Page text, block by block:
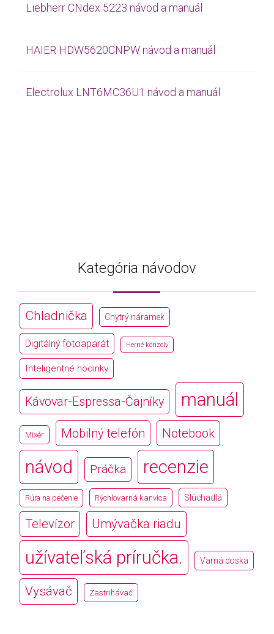
Liebherr CNdex 5223 návod a manuál
HAIER HDW5620CNPW návod a manuál
Electrolux LNT6MC36U1 návod a manuál
Kategória návodov
Chladnička Chytrý náramek
Digitálný fotoaparát Herné konzoly
Inteligentné hodinky
Kávovar-Espressa-Čajníky manuál
Mixér Mobilný telefón Notebook
návod Práčka recenzie
Rúra na pečenie Rýchlovarná kanvica Slúchadlá
Televízor Umývačka riadu
užívateľská príručka. Varná doska
Vysávač Zastrihávač